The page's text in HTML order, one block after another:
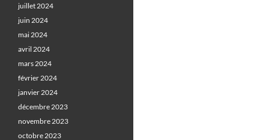
juillet 2024
juin 2024
mai 2024
avril 2024
mars 2024
février 2024
janvier 2024
décembre 2023
novembre 2023
octobre 2023